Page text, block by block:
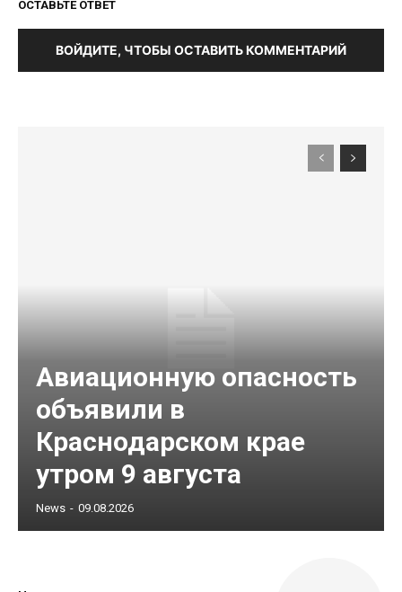
ОСТАВЬТЕ ОТВЕТ
ВОЙДИТЕ, ЧТОБЫ ОСТАВИТЬ КОММЕНТАРИЙ
Авиационную опасность
объявили в
Краснодарском крае
утром 9 августа
News - 09.08.2026